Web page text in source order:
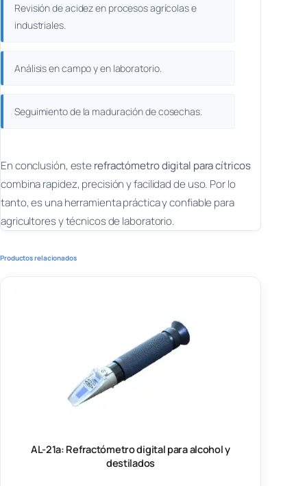
Revisión de acidez en procesos agrícolas e
industriales.
Análisis en campo y en laboratorio.
Seguimiento de la maduración de cosechas.
En conclusión, este refractómetro digital para cítricos
combina rapidez, precisión y facilidad de uso. Por lo
tanto, es una herramienta práctica y confiable para
agricultores y técnicos de laboratorio.
Productos relacionados
AL-21a: Refractómetro digital para alcohol y
destilados